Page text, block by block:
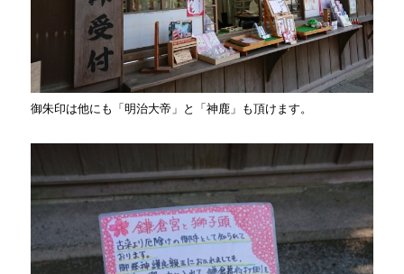
御朱印は他にも「明治大帝」と「神鹿」も頂けます。